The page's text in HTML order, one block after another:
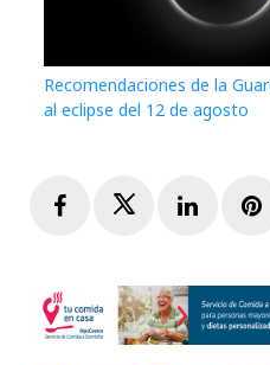
Recomendaciones de la
al eclipse del 12 de agosto
FacebookTwitter